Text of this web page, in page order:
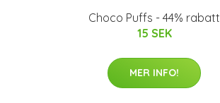
Choco Puffs - 44% rabatt
15 SEK
MER INFO!